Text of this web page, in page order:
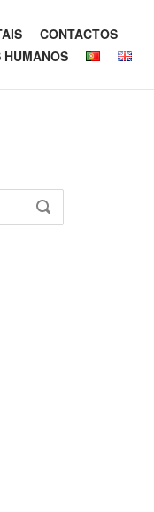
CONTACTOS
HUMANOS
SEARCH